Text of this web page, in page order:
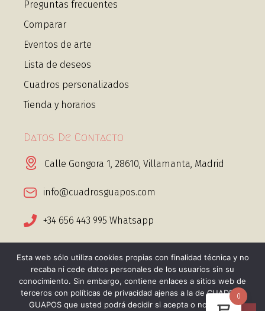
Preguntas frecuentes
Comparar
Eventos de arte
Lista de deseos
Cuadros personalizados
Tienda y horarios
Datos De Contacto
Calle Gongora 1, 28610, Villamanta, Madrid
info@cuadrosguapos.com
+34 656 443 995 Whatsapp
@2025 Cuadros guapos. Todos los derechos
0
Esta web sólo utiliza cookies propias con finalidad técnica y no
recaba ni cede datos personales de los usuarios sin su
conocimiento. Sin embargo, contiene enlaces a sitios web de
terceros con políticas de privacidad ajenas a la de CUADROS
GUAPOS que usted podrá decidir si acepta o no cuando